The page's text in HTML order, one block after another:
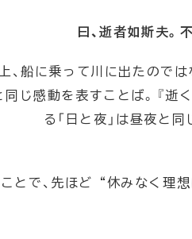
曰、逝者如斯夫。
、船に乗って川に出たのでは
同じ感動を表すことば。『逝
る「日と夜」は昼夜と同
とで、先ほど“休みなく理